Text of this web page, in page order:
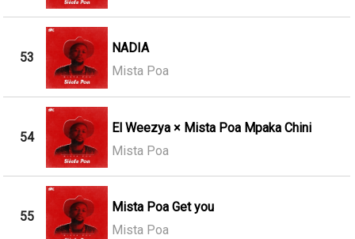
53
NADIA
Mista Poa
54
El Weezya × Mista Poa Mpaka Chini
Mista Poa
55
Mista Poa Get you
Mista Poa